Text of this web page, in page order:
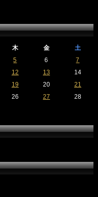
木 金
土
5 6
7
12 13
14
19 20
21
26 27
28